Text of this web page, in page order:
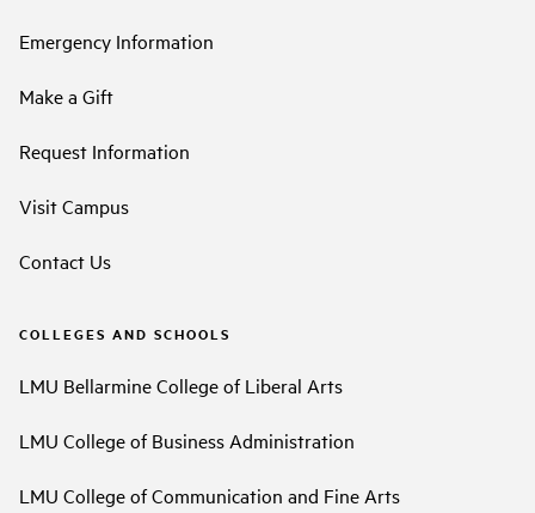
Emergency Information
Make a Gift
Request Information
Visit Campus
Contact Us
COLLEGES AND SCHOOLS
LMU Bellarmine College of Liberal Arts
LMU College of Business Administration
LMU College of Communication and Fine Arts